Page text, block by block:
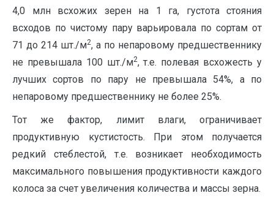
4,0 млн всхожих зерен на 1 га, густота стояния
всходов по чистому пару варьировала по сортам от
71 до 214 шт./м2, а по непаровому предшественнику
не превышала 100 шт./м2, т.е. полевая всхожесть у
лучших сортов по пару не превышала 54%, а по
непаровому предшественнику не более 25%.
Тот же фактор, лимит влаги, ограничивает
продуктивную кустистость. При этом получается
редкий стеблестой, т.е. возникает необходимость
максимального повышения продуктивности каждого
колоса за счет увеличения количества и массы зерна.